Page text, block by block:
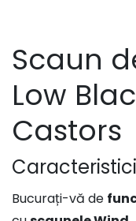
Scaun
Low
Castors
Bucurați-vă de